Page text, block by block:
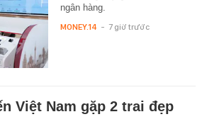
ngân hàng.
MONEY.14 - 7 giờ trước
Việt Nam gặp 2 trai đẹp